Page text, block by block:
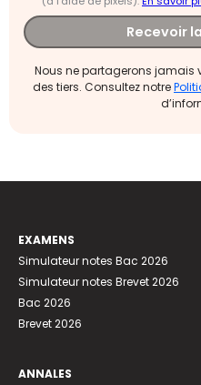
Recevoir
Nous ne partagerons jamais
des tiers. Consultez notre
EXAMENS
Simulateur notes Bac 2026
Simulateur notes Brevet 2026
Bac 2026
Brevet 2026
ANNALES